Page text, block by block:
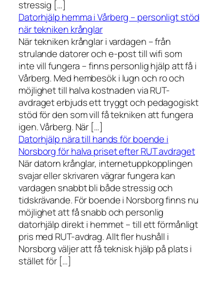
stressig […]
Datorhjälp hemma i Vårberg – personligt stöd
när tekniken krånglar
När tekniken krånglar i vardagen – från
strulande datorer och e-post till wifi som
inte vill fungera – finns personlig hjälp att få i
Vårberg. Med hembesök i lugn och ro och
möjlighet till halva kostnaden via RUT-
avdraget erbjuds ett tryggt och pedagogiskt
stöd för den som vill få tekniken att fungera
igen. Vårberg. När […]
Datorhjälp nära till hands för boende i
Norsborg för halva priset efter RUT avdraget
När datorn krånglar, internetuppkopplingen
svajar eller skrivaren vägrar fungera kan
vardagen snabbt bli både stressig och
tidskrävande. För boende i Norsborg finns nu
möjlighet att få snabb och personlig
datorhjälp direkt i hemmet – till ett förmånligt
pris med RUT-avdrag. Allt fler hushåll i
Norsborg väljer att få teknisk hjälp på plats i
stället för […]